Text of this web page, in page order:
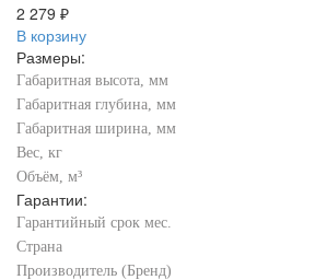
2 279 ₽
В корзину
Размеры:
Габаритная высота, мм
Габаритная глубина, мм
Габаритная ширина, мм
Вес, кг
Объём, м³
Гарантии:
Гарантийный срок мес.
Страна
Производитель (Бренд)